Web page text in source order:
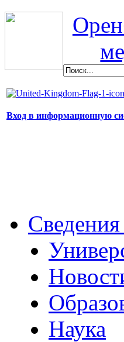
Вход в информационную
Наука